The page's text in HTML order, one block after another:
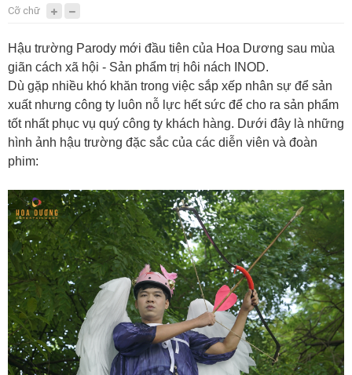
Cỡ chữ
Hậu trường Parody mới đầu tiên của Hoa Dương sau mùa
giãn cách xã hội - Sản phẩm trị hôi nách INOD.
Dù gặp nhiều khó khăn trong việc sắp xếp nhân sự để sản
xuất nhưng công ty luôn nỗ lực hết sức để cho ra sản phẩm
tốt nhất phục vụ quý công ty khách hàng. Dưới đây là những
hình ảnh hậu trường đặc sắc của các diễn viên và đoàn
phim: